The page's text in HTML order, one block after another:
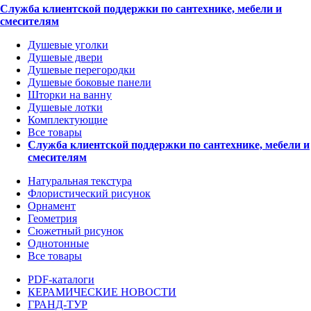
Служба клиентской поддержки по сантехнике, мебели и
смесителям
Душевые уголки
Душевые двери
Душевые перегородки
Душевые боковые панели
Шторки на ванну
Душевые лотки
Комплектующие
Все товары
Служба клиентской поддержки по сантехнике, мебели и
смесителям
Натуральная текстура
Флористический рисунок
Орнамент
Геометрия
Сюжетный рисунок
Однотонные
Все товары
PDF-каталоги
КЕРАМИЧЕСКИЕ НОВОСТИ
ГРАНД-ТУР